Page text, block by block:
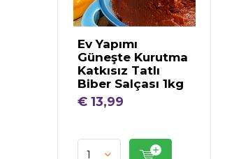
Ev Yapımı
Güneşte Kurutma
Katkısız Tatlı
Biber Salçası 1kg
€ 13,99